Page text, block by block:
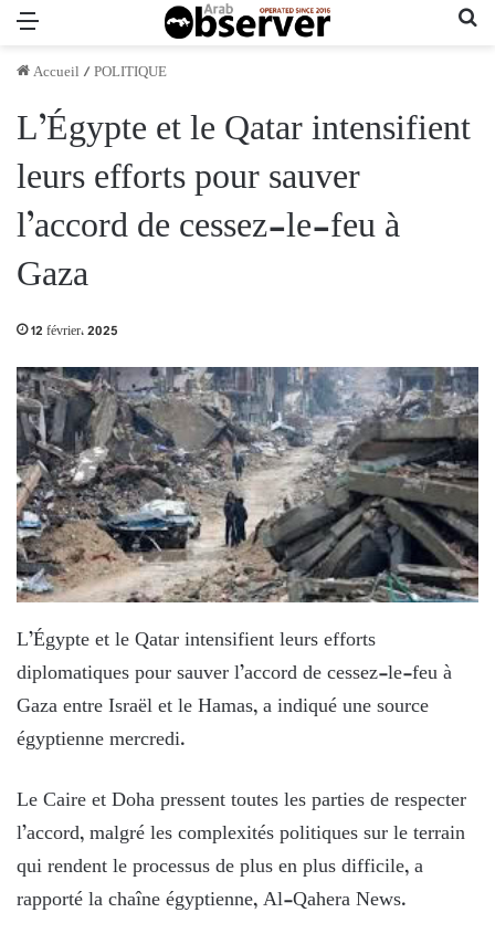
Accueil /POLITIQUE
L’Égypte et le Qatar intensifient
leurs efforts pour sauver
l’accord de cessez-le-feu à
Gaza
12 février، 2025
L’Égypte et le Qatar intensifient leurs efforts
diplomatiques pour sauver l’accord de cessez-le-feu à
Gaza entre Israël et le Hamas, a indiqué une source
égyptienne mercredi.
Le Caire et Doha pressent toutes les parties de respecter
l’accord, malgré les complexités politiques sur le terrain
qui rendent le processus de plus en plus difficile, a
rapporté la chaîne égyptienne, Al-Qahera News.